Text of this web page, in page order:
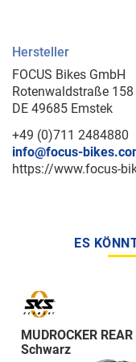
Hersteller
FOCUS Bikes GmbH
Rotenwaldstraße 158
DE 49685 Emstek
+49 (0)711 2484880
info@focus-
https://www.focus-
ES
MUDROCKER REAR
Schwarz